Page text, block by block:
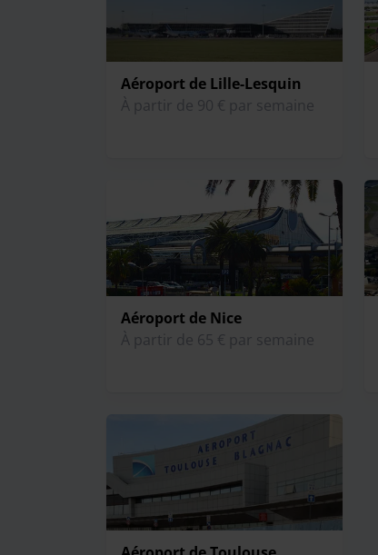
Aéroport de Lille-Lesquin
À partir de 90 € par semaine
Aéroport de Nice
À partir de 65 € par semaine